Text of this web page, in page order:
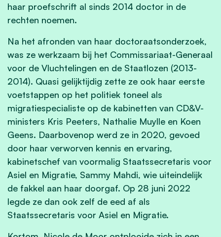
haar proefschrift al sinds 2014 doctor in de
rechten noemen.
Na het afronden van haar doctoraatsonderzoek,
was ze werkzaam bij het Commissariaat-Generaal
voor de Vluchtelingen en de Staatlozen (2013-
2014). Quasi gelijktijdig zette ze ook haar eerste
voetstappen op het politiek toneel als
migratiespecialiste op de kabinetten van CD&V-
ministers Kris Peeters, Nathalie Muylle en Koen
Geens. Daarbovenop werd ze in 2020, gevoed
door haar verworven kennis en ervaring,
kabinetschef van voormalig Staatssecretaris voor
Asiel en Migratie, Sammy Mahdi, wie uiteindelijk
de fakkel aan haar doorgaf. Op 28 juni 2022
legde ze dan ook zelf de eed af als
Staatssecretaris voor Asiel en Migratie.